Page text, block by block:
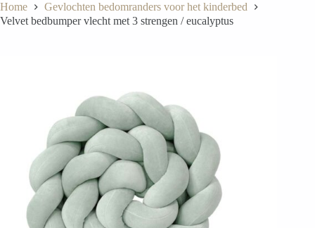
Home
Gevlochten bedomranders voor het kinderbed
Velvet bedbumper vlecht met 3 strengen / eucalyptus